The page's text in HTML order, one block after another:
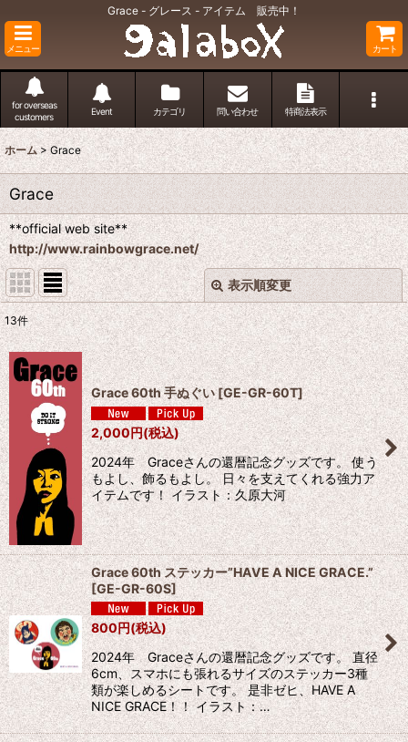
Grace - グレース - アイテム 販売中！
メニュー カート
for overseas
customers
Event カテゴリ 問い合わせ 特商法表示
ホーム > Grace
Grace
**official web site**
http://www.rainbowgrace.net/
表示順変更
表示数:
並び順:
絞り込む
閉じる
13件
Grace 60th 手ぬぐい [GE-GR-60T]
2,000円(税込)
2024年 Graceさんの還暦記念グッズです。 使う
もよし、飾るもよし。 日々を支えてくれる強力ア
イテムです！ イラスト：久原大河
Grace 60th ステッカー”HAVE A NICE GRACE.”
[GE-GR-60S]
800円(税込)
2024年 Graceさんの還暦記念グッズです。 直径
6cm、スマホにも張れるサイズのステッカー3種
類が楽しめるシートです。 是非ゼヒ、HAVE A
NICE GRACE！！ イラスト：…